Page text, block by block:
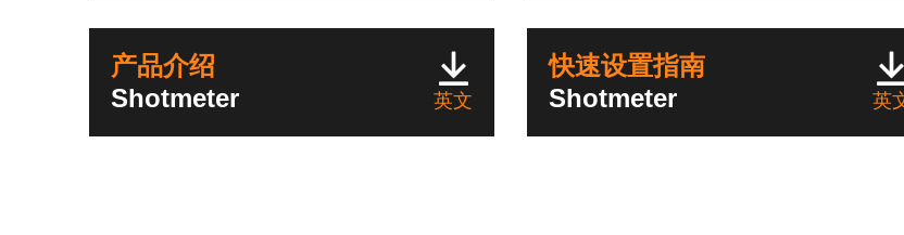
产品介绍
Shotmeter
英文
快速设置指南
Shotmeter
英